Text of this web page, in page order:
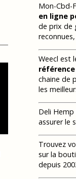
Mon-Cbd-
en ligne
de prix de
Weecl est
référence
chaine de
les
Deli Hemp
assurer le
Trouvez
sur la
depuis